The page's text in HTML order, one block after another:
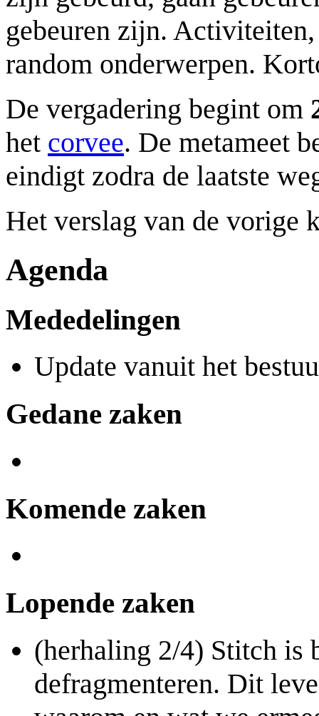
gebeuren zijn.
random onderwerpen.
De vergadering begint om
het corvee. De metameet
eindigt zodra de laatste
Het verslag van de vorige
Agenda
Mededelingen
Update vanuit het
Gedane zaken
Komende zaken
Lopende zaken
(herhaling 2/4) Stitch is
defragmenteren. Dit